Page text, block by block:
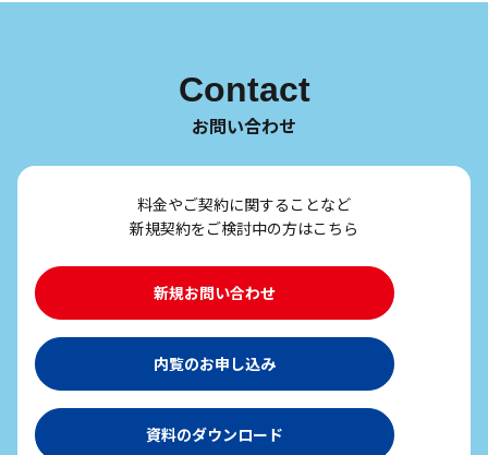
Contact
お問い合わせ
料金やご契約に関することなど
新規契約をご検討中の方はこちら
新規お問い合わせ
内覧のお申し込み
資料のダウンロード